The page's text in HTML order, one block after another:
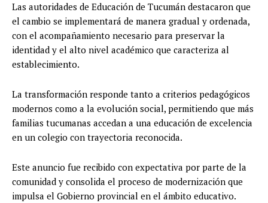
Las autoridades de Educación de Tucumán destacaron que
el cambio se implementará de manera gradual y ordenada,
con el acompañamiento necesario para preservar la
identidad y el alto nivel académico que caracteriza al
establecimiento.
La transformación responde tanto a criterios pedagógicos
modernos como a la evolución social, permitiendo que más
familias tucumanas accedan a una educación de excelencia
en un colegio con trayectoria reconocida.
Este anuncio fue recibido con expectativa por parte de la
comunidad y consolida el proceso de modernización que
impulsa el Gobierno provincial en el ámbito educativo.